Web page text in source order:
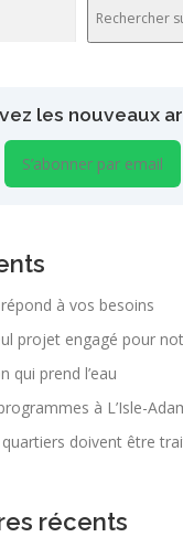
Rechercher
les nouveaux
S’abonner par email
à vos besoins
projet engagé pour
qui prend l’eau
à L’Isle-
doivent être
récents